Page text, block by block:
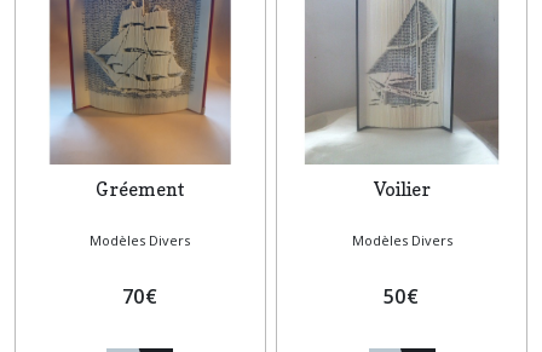
Gréement
Modèles Divers
70€
Voilier
Modèles Divers
50€